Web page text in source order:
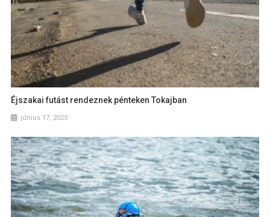
Éjszakai futást rendeznek pénteken Tokajban
június 17, 2025